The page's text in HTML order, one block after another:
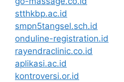
stthkbp.ac.id
smpn5tangsel.sch.id
onduline-registration.id
rayendraclinic.co.id
aplikasi.ac.id
kontroversi.or.id